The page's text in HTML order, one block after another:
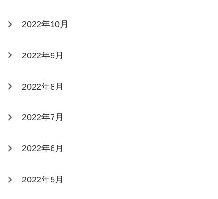
2022年10月
2022年9月
2022年8月
2022年7月
2022年6月
2022年5月